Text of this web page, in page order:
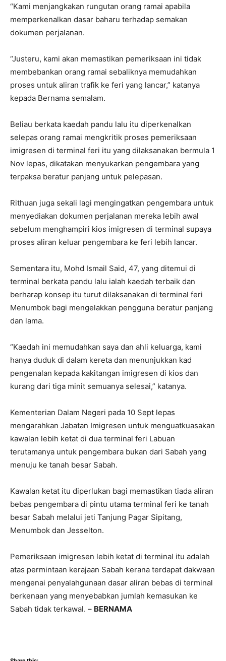
“Kami menjangkakan rungutan orang ramai apabila
memperkenalkan dasar baharu terhadap semakan
dokumen perjalanan.
“Justeru, kami akan memastikan pemeriksaan ini tidak
membebankan orang ramai sebaliknya memudahkan
proses untuk aliran trafik ke feri yang lancar,” katanya
kepada Bernama semalam.
Beliau berkata kaedah pandu lalu itu diperkenalkan
selepas orang ramai mengkritik proses pemeriksaan
imigresen di terminal feri itu yang dilaksanakan bermula 1
Nov lepas, dikatakan menyukarkan pengembara yang
terpaksa beratur panjang untuk pelepasan.
Rithuan juga sekali lagi mengingatkan pengembara untuk
menyediakan dokumen perjalanan mereka lebih awal
sebelum menghampiri kios imigresen di terminal supaya
proses aliran keluar pengembara ke feri lebih lancar.
Sementara itu, Mohd Ismail Said, 47, yang ditemui di
terminal berkata pandu lalu ialah kaedah terbaik dan
berharap konsep itu turut dilaksanakan di terminal feri
Menumbok bagi mengelakkan pengguna beratur panjang
dan lama.
“Kaedah ini memudahkan saya dan ahli keluarga, kami
hanya duduk di dalam kereta dan menunjukkan kad
pengenalan kepada kakitangan imigresen di kios dan
kurang dari tiga minit semuanya selesai,” katanya.
Kementerian Dalam Negeri pada 10 Sept lepas
mengarahkan Jabatan Imigresen untuk menguatkuasakan
kawalan lebih ketat di dua terminal feri Labuan
terutamanya untuk pengembara bukan dari Sabah yang
menuju ke tanah besar Sabah.
Kawalan ketat itu diperlukan bagi memastikan tiada aliran
bebas pengembara di pintu utama terminal feri ke tanah
besar Sabah melalui jeti Tanjung Pagar Sipitang,
Menumbok dan Jesselton.
Pemeriksaan imigresen lebih ketat di terminal itu adalah
atas permintaan kerajaan Sabah kerana terdapat dakwaan
mengenai penyalahgunaan dasar aliran bebas di terminal
berkenaan yang menyebabkan jumlah kemasukan ke
Sabah tidak terkawal. – BERNAMA